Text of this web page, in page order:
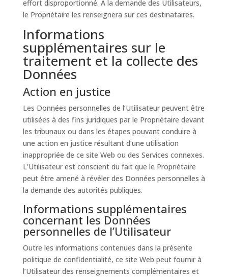
effort disproportionné. À la demande des Utilisateurs,
le Propriétaire les renseignera sur ces destinataires.
Informations
supplémentaires sur le
traitement et la collecte des
Données
Action en justice
Les Données personnelles de l’Utilisateur peuvent être
utilisées à des fins juridiques par le Propriétaire devant
les tribunaux ou dans les étapes pouvant conduire à
une action en justice résultant d’une utilisation
inappropriée de ce site Web ou des Services connexes.
L’Utilisateur est conscient du fait que le Propriétaire
peut être amené à révéler des Données personnelles à
la demande des autorités publiques.
Informations supplémentaires
concernant les Données
personnelles de l’Utilisateur
Outre les informations contenues dans la présente
politique de confidentialité, ce site Web peut fournir à
l’Utilisateur des renseignements complémentaires et